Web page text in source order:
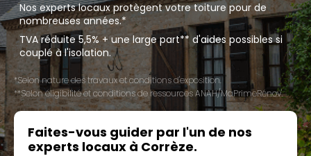
Nos experts locaux protègent votre toiture pour de
nombreuses années.*
TVA réduite 5,5% + une large part** d'aides possibles si
couplé à l'isolation.
*Selon nature des travaux et conditions d'exposition.
**Selon éligibilité et conditions de ressources ANAH/MaPrimeRénov'.
Faites-vous guider par l'un de nos
experts locaux à Corrèze.